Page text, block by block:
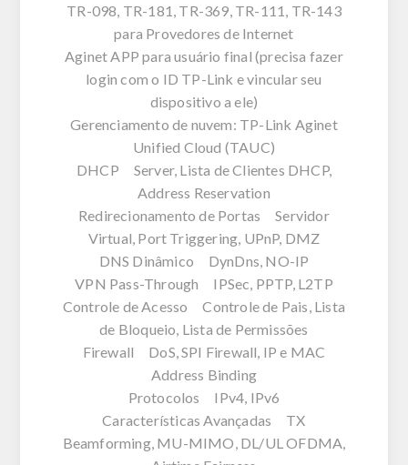
TR-098, TR-181, TR-369, TR-111, TR-143
para Provedores de Internet
Aginet APP para usuário final (precisa fazer
login com o ID TP-Link e vincular seu
dispositivo a ele)
Gerenciamento de nuvem: TP-Link Aginet
Unified Cloud (TAUC)
DHCP Server, Lista de Clientes DHCP,
Address Reservation
Redirecionamento de Portas Servidor
Virtual, Port Triggering, UPnP, DMZ
DNS Dinâmico DynDns, NO-IP
VPN Pass-Through IPSec, PPTP, L2TP
Controle de Acesso Controle de Pais, Lista
de Bloqueio, Lista de Permissões
Firewall DoS, SPI Firewall, IP e MAC
Address Binding
Protocolos IPv4, IPv6
Características Avançadas TX
Beamforming, MU-MIMO, DL/UL OFDMA,